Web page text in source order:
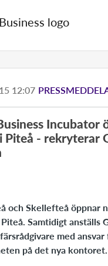
12:07
Incubator
Piteå - rekryterar
och Skellefteå öppnar
Samtidigt anställs
med
på det nya kontoret.